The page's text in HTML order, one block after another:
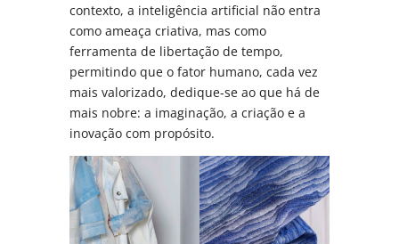
contexto, a inteligência artificial não entra
como ameaça criativa, mas como
ferramenta de libertação de tempo,
permitindo que o fator humano, cada vez
mais valorizado, dedique-se ao que há de
mais nobre: a imaginação, a criação e a
inovação com propósito.